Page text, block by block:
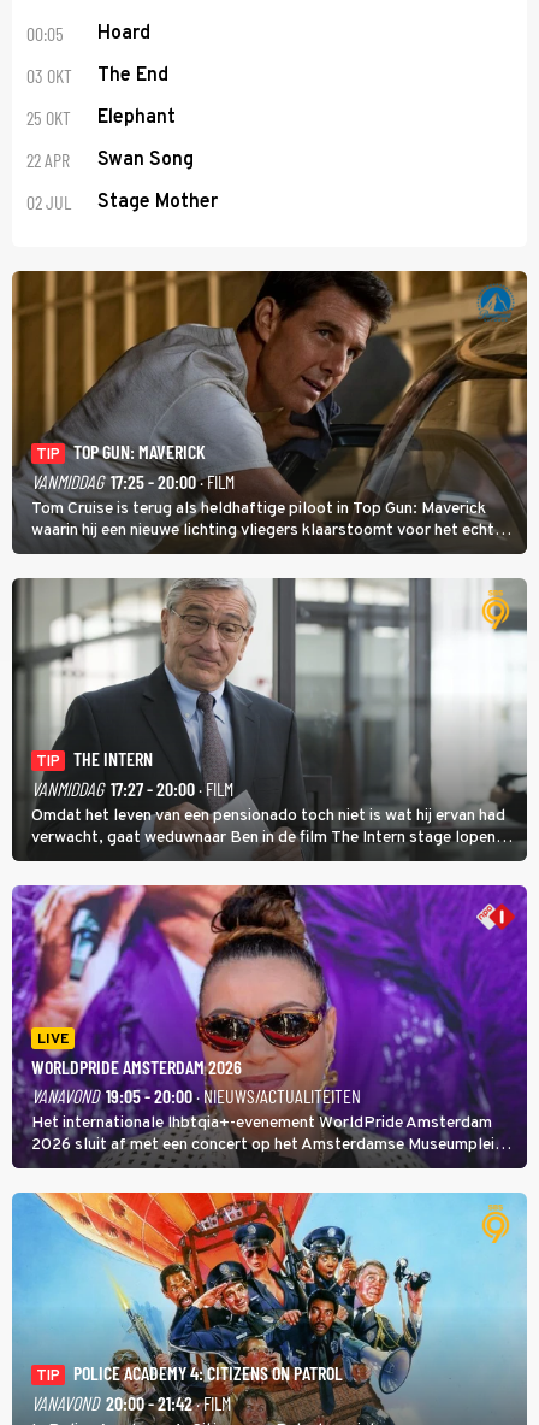
00:05 Hoard
03 OKT The End
25 OKT Elephant
22 APR Swan Song
02 JUL Stage Mother
TIP
TOP GUN: MAVERICK
VANMIDDAG 17:25 - 20:00· FILM
Tom Cruise is terug als heldhaftige piloot in Top Gun: Maverick
waarin hij een nieuwe lichting vliegers klaarstoomt voor het echte
werk.
TIP
THE INTERN
VANMIDDAG 17:27 - 20:00· FILM
Omdat het leven van een pensionado toch niet is wat hij ervan had
verwacht, gaat weduwnaar Ben in de film The Intern stage lopen
bij de hippe webwinkel van Jules, wat een gouden zet blijkt te zijn.
LIVE
WORLDPRIDE AMSTERDAM 2026
VANAVOND 19:05 - 20:00· NIEUWS/ACTUALITEITEN
Het internationale lhbtqia+-evenement WorldPride Amsterdam
2026 sluit af met een concert op het Amsterdamse Museumplein.
Anita Doth is een van de optredende artiesten. In de jaren 90
veroverde ze de wereld als zangeres van 2Unlimited.
TIP
POLICE ACADEMY 4: CITIZENS ON PATROL
VANAVOND 20:00 - 21:42· FILM